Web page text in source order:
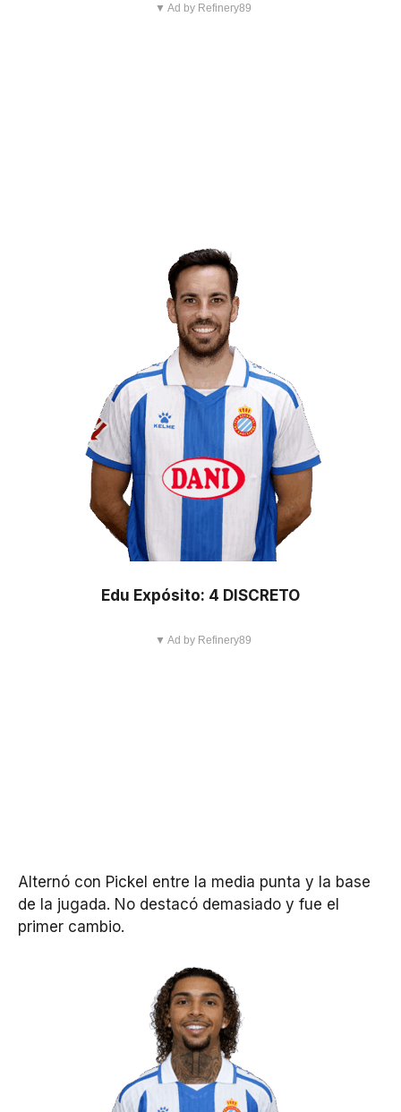
▼ Ad by Refinery89
Edu Expósito: 4 DISCRETO
▼ Ad by Refinery89
Alternó con Pickel entre la media punta y la base
de la jugada. No destacó demasiado y fue el
primer cambio.